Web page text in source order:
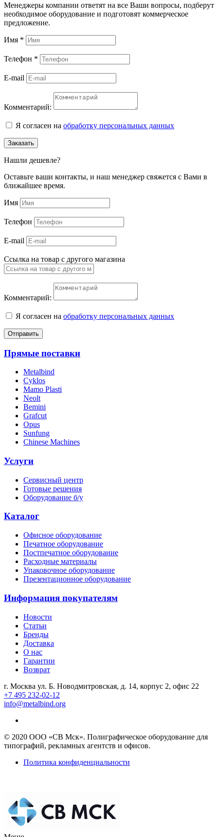
Менеджеры компании ответят на все Ваши вопросы, подберут
необходимое оборудование и подготовят коммерческое
предложение.
Имя *
Телефон *
E-mail
Комментарий:
Я согласен на обработку персональных данных
Заказать
Нашли дешевле?
Оставьте ваши контакты, и наш менеджер свяжется с Вами в
ближайшее время.
Имя
Телефон
E-mail
Ссылка на товар с другого магазина
Комментарий:
Я согласен на обработку персональных данных
Отправить
Прямые поставки
Metalbind
Cyklos
Mamo Plasti
Neolt
Bemini
Grafcut
Opus
Sunfung
Chinese Machines
Услуги
Сервисный центр
Готовые решения
Оборудование б/у
Каталог
Офисное оборудование
Печатное оборудование
Постпечатное оборудование
Расходные материалы
Упаковочное оборудование
Презентационное оборудование
Информация покупателям
Новости
Статьи
Бренды
Доставка
О нас
Гарантии
Возврат
г. Москва ул. Б. Новодмитровская, д. 14, корпус 2, офис 22
+7 495 232-02-12
info@metalbind.org
© 2020 ООО «СВ Мск». Полиграфическое оборудование для
типографий, рекламных агентств и офисов.
Политика конфиденциальности